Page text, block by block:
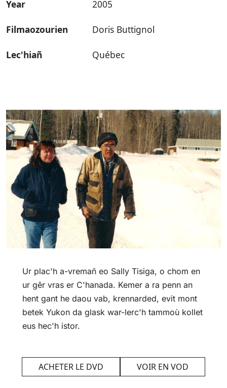
Year 2005
Filmaozourien Doris Buttignol
Lec'hiañ Québec
Ur plac'h a-vremañ eo Sally Tisiga, o chom en
ur gêr vras er C'hanada. Kemer a ra penn an
hent gant he daou vab, krennarded, evit mont
betek Yukon da glask war-lerc'h tammoù kollet
eus hec'h istor.
ACHETER LE DVD VOIR EN VOD